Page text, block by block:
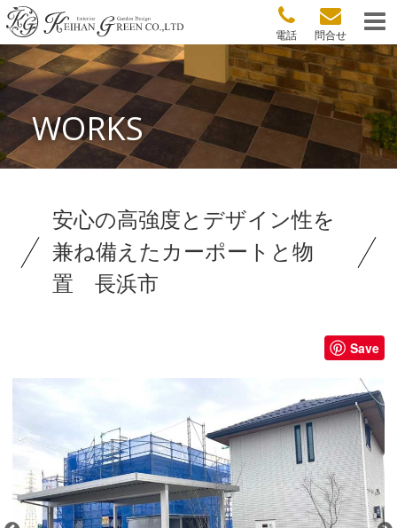
問合せ
電話
WORKS
安心の高強度とデザイン性を
兼ね備えたカーポートと物
置 長浜市
Save